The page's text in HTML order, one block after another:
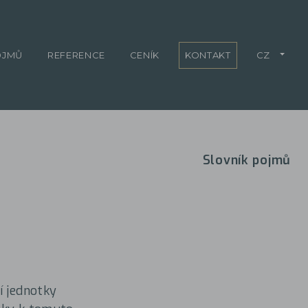
Slovník pojmů
jednotky
REFERENCE CENÍK KONTAKT CZ